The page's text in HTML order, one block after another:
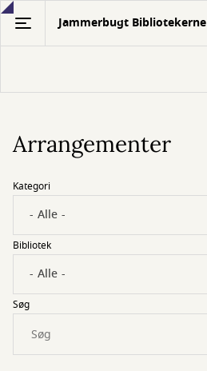
Gå
hovedindhold
Jammerbugt Bibliotekerne
Arrangementer
Kategori
Bibliotek
Søg